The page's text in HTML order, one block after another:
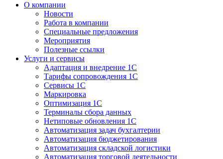
О компании
Новости
Работа в компании
Специальные предложения
Мероприятия
Полезные ссылки
Услуги и сервисы
Адаптация и внедрение 1С
Тарифы сопровождения 1С
Сервисы 1С
Маркировка
Оптимизация 1С
Терминалы сбора данных
Нетиповые обновления 1С
Автоматизация задач бухгалтерии
Автоматизация бюджетирования
Автоматизация складской логистики
Автоматизация торговой деятельности